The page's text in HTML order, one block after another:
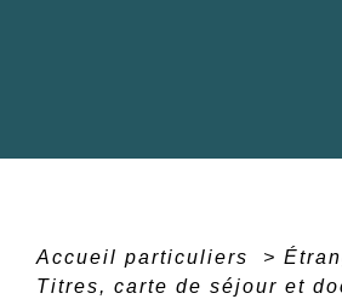
Accueil particuliers >
Titres, carte de séjour et